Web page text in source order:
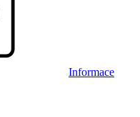
Informace